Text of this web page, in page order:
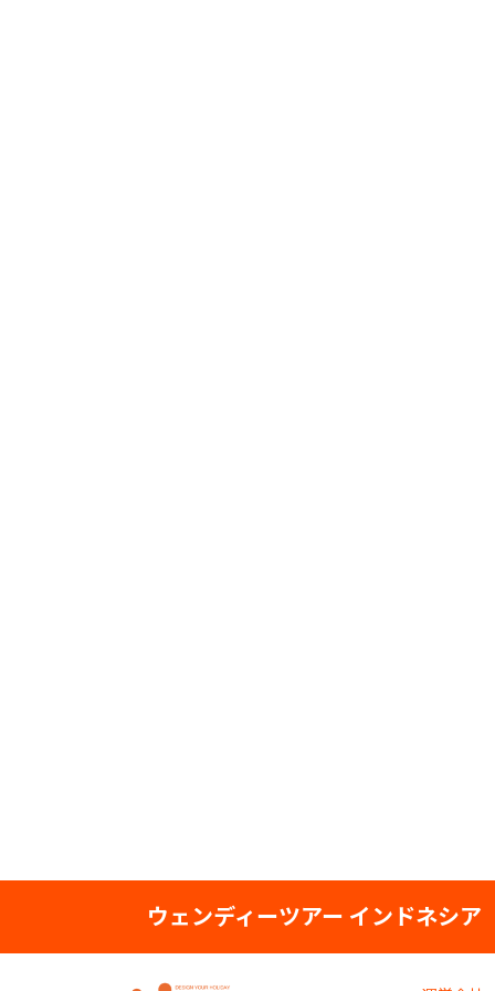
ウェンディーツアー インドネシア